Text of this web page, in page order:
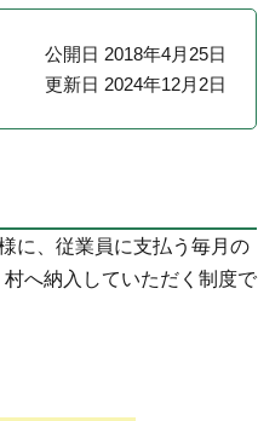
公開日 2018年4月25日
更新日 2024年12月2日
に、従業員に支払う毎月の
へ納入していただく制度で